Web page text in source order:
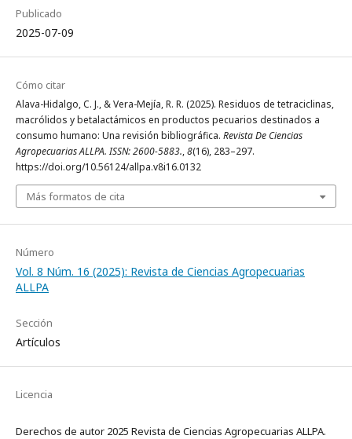
Publicado
2025-07-09
Cómo citar
Alava-Hidalgo, C. J., & Vera-Mejía, R. R. (2025). Residuos de tetraciclinas,
macrólidos y betalactámicos en productos pecuarios destinados a
consumo humano: Una revisión bibliográfica. Revista De Ciencias
Agropecuarias ALLPA. ISSN: 2600-5883.,8(16), 283–297.
https://doi.org/10.56124/allpa.v8i16.0132
Más formatos de cita
Número
Vol. 8 Núm. 16 (2025): Revista de Ciencias Agropecuarias
ALLPA
Sección
Artículos
Licencia
Derechos de autor 2025 Revista de Ciencias Agropecuarias ALLPA.